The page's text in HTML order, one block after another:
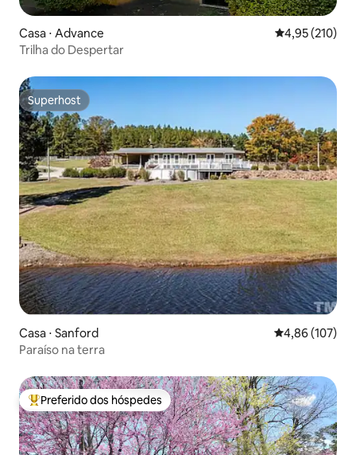
Casa ⋅ Advance 4,95 de uma
4,95 (210)
Trilha do Despertar
Superhost
Superhost
Casa ⋅ Sanford 4,86 de uma
4,86 (107)
Paraíso na terra
Entre os melhores preferidos dos hóspedes
Preferido dos hóspedes